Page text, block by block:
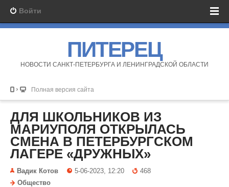
Войти
ПИТЕРЕЦ
НОВОСТИ САНКТ-ПЕТЕРБУРГА И ЛЕНИНГРАДСКОЙ ОБЛАСТИ
Полная версия сайта
ДЛЯ ШКОЛЬНИКОВ ИЗ
МАРИУПОЛЯ ОТКРЫЛАСЬ
СМЕНА В ПЕТЕРБУРГСКОМ
ЛАГЕРЕ «ДРУЖНЫХ»
Вадик Котов 5-06-2023, 12:20
468
Общество